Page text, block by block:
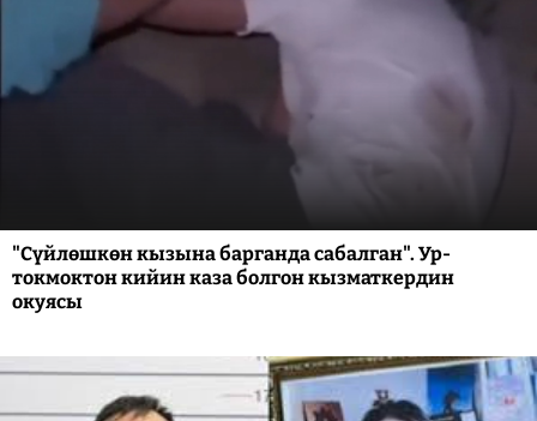
"Сүйлөшкөн кызына барганда сабалган". Ур-
токмоктон кийин каза болгон кызматкердин
окуясы